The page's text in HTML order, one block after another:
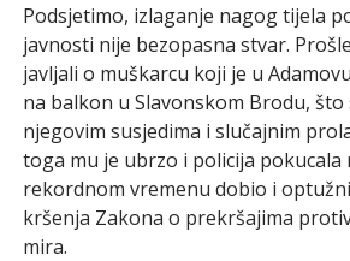
Podsjetimo, izlaganje nagog tijela
javnosti nije bezopasna stvar.
javljali o muškarcu koji je u
na balkon u Slavonskom Brodu, što
njegovim susjedima i slučajnim
toga mu je ubrzo i policija pokucala
rekordnom vremenu dobio i
kršenja Zakona o prekršajima
mira.